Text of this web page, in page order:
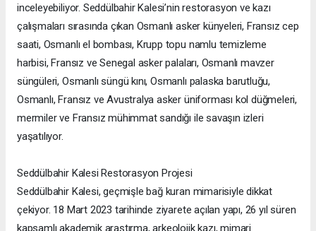
inceleyebiliyor. Seddülbahir Kalesi’nin restorasyon ve kazı
çalışmaları sırasında çıkan Osmanlı asker künyeleri, Fransız cep
saati, Osmanlı el bombası, Krupp topu namlu temizleme
harbisi, Fransız ve Senegal asker palaları, Osmanlı mavzer
süngüleri, Osmanlı süngü kını, Osmanlı palaska barutluğu,
Osmanlı, Fransız ve Avustralya asker üniforması kol düğmeleri,
mermiler ve Fransız mühimmat sandığı ile savaşın izleri
yaşatılıyor.
Seddülbahir Kalesi Restorasyon Projesi
Seddülbahir Kalesi, geçmişle bağ kuran mimarisiyle dikkat
çekiyor. 18 Mart 2023 tarihinde ziyarete açılan yapı, 26 yıl süren
kapsamlı akademik araştırma, arkeolojik kazı, mimari